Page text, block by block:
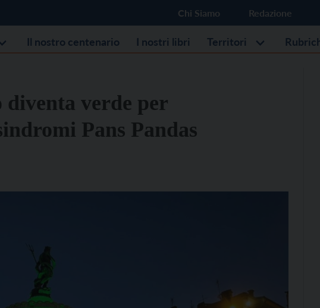
Chi Siamo Redazione
Il nostro centenario I nostri libri Territori
verde per
Pans Pandas